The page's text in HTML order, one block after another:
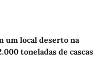
um local deserto na
toneladas de cascas